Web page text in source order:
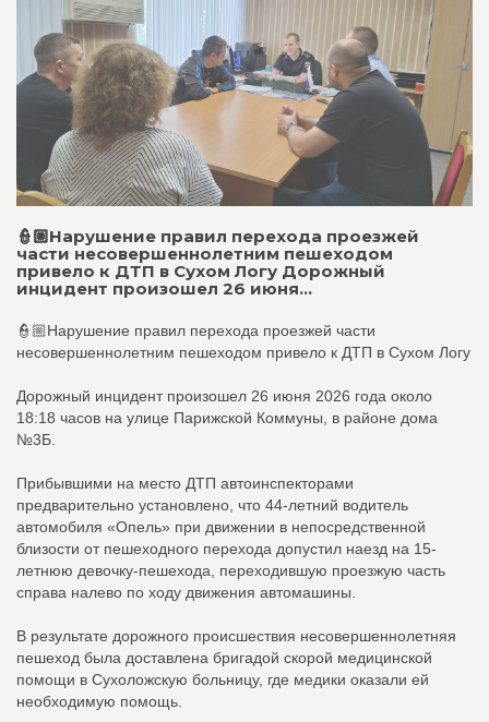
👮🏼Нарушение правил перехода проезжей
части несовершеннолетним пешеходом
привело к ДТП в Сухом Логу Дорожный
инцидент произошел 26 июня...
👮🏼Нарушение правил перехода проезжей части
несовершеннолетним пешеходом привело к ДТП в Сухом Логу
Дорожный инцидент произошел 26 июня 2026 года около
18:18 часов на улице Парижской Коммуны, в районе дома
№3Б.
Прибывшими на место ДТП автоинспекторами
предварительно установлено, что 44-летний водитель
автомобиля «Опель» при движении в непосредственной
близости от пешеходного перехода допустил наезд на 15-
летнюю девочку-пешехода, переходившую проезжую часть
справа налево по ходу движения автомашины.
В результате дорожного происшествия несовершеннолетняя
пешеход была доставлена бригадой скорой медицинской
помощи в Сухоложскую больницу, где медики оказали ей
необходимую помощь.